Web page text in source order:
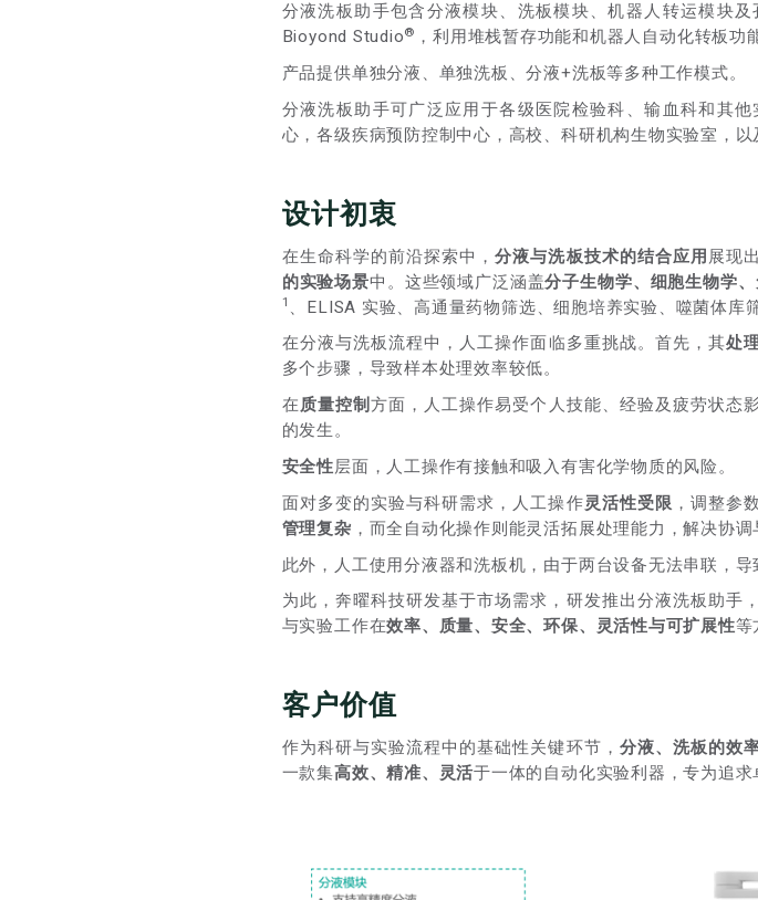
分液洗板助手包含分液模块、洗板模块、机器人转运模块
Bioyond Studio® ，利用堆栈暂存功能和机器人自动化转板功
产品提供单独分液、单独洗板、分液+洗板等多种工作模式。
分液洗板助手可广泛应用于各级医院检验科、输血科和其
心，各级疾病预防控制中心，高校、科研机构生物实验室，以
设计初衷
在生命科学的前沿探索中，分液与洗板技术的结合应用 展现
的实验场景中。这些领域广泛涵盖分子生物学、细胞生物学
1 、ELISA 实验、高通量药物筛选、细胞培养实验、噬菌体库
在分液与洗板流程中，人工操作面临多重挑战。首先，其处
多个步骤，导致样本处理效率较低。
在质量控制 方面，人工操作易受个人技能、经验及疲劳状态
的发生。
安全性层面，人工操作有接触和吸入有害化学物质的风险。
面对多变的实验与科研需求，人工操作灵活性受限 ，调整参
管理复杂 ，而全自动化操作则能灵活拓展处理能力，解决协调
此外，人工使用分液器和洗板机，由于两台设备无法串联，
为此，奔曜科技研发基于市场需求，研发推出分液洗板助手
与实验工作在效率、质量、安全、环保、灵活性与可扩展性等
客户价值
作为科研与实验流程中的基础性关键环节， 分液、洗板的效
一款集高效、精准、灵活于一体的自动化实验利器，专为追求